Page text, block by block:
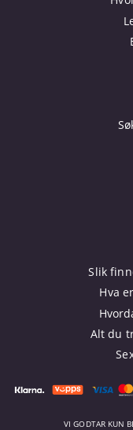
Slik
Hva
Alt du
VI GODTAR KUN